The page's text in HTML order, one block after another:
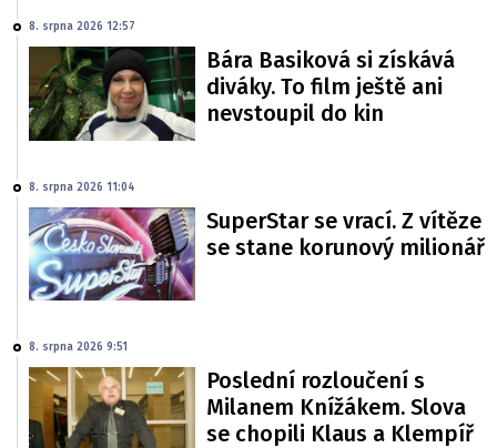
8. srpna 2026 12:57
Bára Basiková si získává
diváky. To film ještě ani
nevstoupil do kin
8. srpna 2026 11:04
SuperStar se vrací. Z vítěze
se stane korunový milionář
8. srpna 2026 9:51
Poslední rozloučení s
Milanem Knížákem. Slova
se chopili Klaus a Klempíř